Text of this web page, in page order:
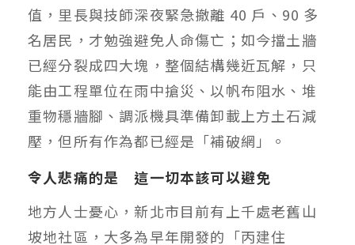
值，里長與技師深夜緊急撤離 40 戶、90 多
名居民，才勉強避免人命傷亡；如今擋土牆
已經分裂成四大塊，整個結構幾近瓦解，只
能由工程單位在雨中搶災、以帆布阻水、堆
重物穩牆腳、調派機具準備卸載上方土石減
壓，但所有作為都已經是「補破網」。
令人悲痛的是 這一切本該可以避免
地方人士憂心，新北市目前有上千處老舊山
坡地社區，大多為早年開發的「丙建住